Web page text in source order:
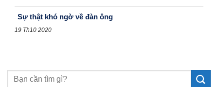
Sự thật khó ngờ về đàn ông
19 Th10 2020